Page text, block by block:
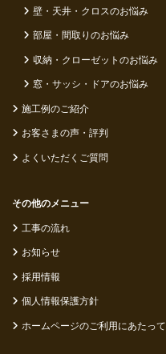
壁・天井・クロスのお悩み
部屋・間取りのお悩み
収納・クローゼットのお悩み
窓・サッシ・ドアのお悩み
施工例のご紹介
お客さまの声・評判
よくいただくご質問
その他のメニュー
工事の流れ
お知らせ
採用情報
個人情報保護方針
ホームページのご利用にあたって